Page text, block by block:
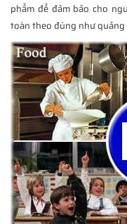
phẩm để đảm bảo cho
toàn theo đúng như quảng